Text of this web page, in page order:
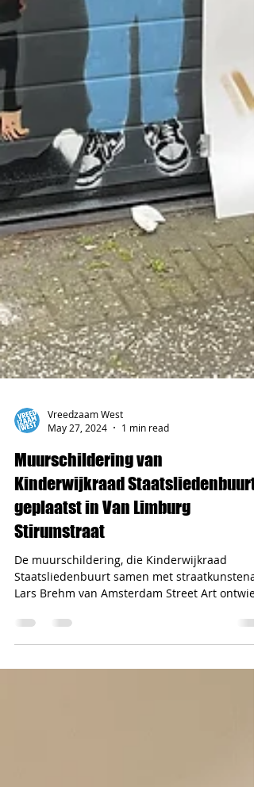
May 27, 2024
1 min read
Muurschildering van
Kinderwijkraad Staatsliedenbuurt
geplaatst in Van Limburg
Stirumstraat
De muurschildering, die Kinderwijkraad
Lars Brehm van Amsterdam Street Art